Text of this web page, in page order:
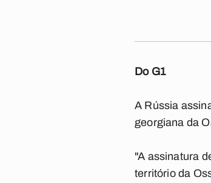
Do G1
A Rússia
georgiana da
"A assinatura
território da